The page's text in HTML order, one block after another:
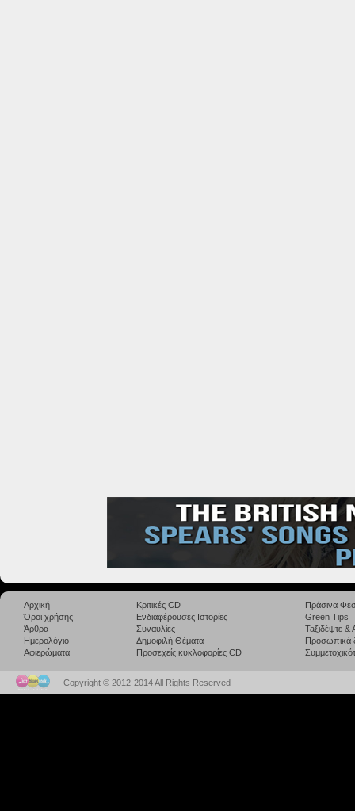
Αρχική
Όροι χρήσης
Άρθρα
Ημερολόγιο
Αφιερώματα
Κριτικές CD
Ενδιαφέρουσες Ιστορίες
Συναυλίες
Δημοφιλή Θέματα
Προσεχείς κυκλοφορίες CD
Πράσινα
Green Tips
Taξιδέψτε
Προσωπικά
Copyright © 2012-2014 All Rights Reserved